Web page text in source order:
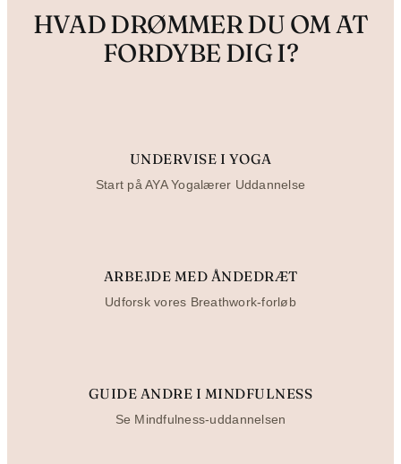
HVAD DRØMMER DU OM AT
FORDYBE DIG I?
UNDERVISE I YOGA
Start på AYA Yogalærer Uddannelse
ARBEJDE MED ÅNDEDRÆT
Udforsk vores Breathwork-forløb
GUIDE ANDRE I MINDFULNESS
Se Mindfulness-uddannelsen